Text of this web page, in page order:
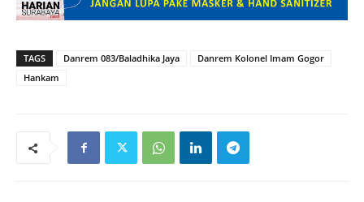
TAGS Danrem 083/Baladhika Jaya
Danrem Kolonel Imam Gogor
Hankam